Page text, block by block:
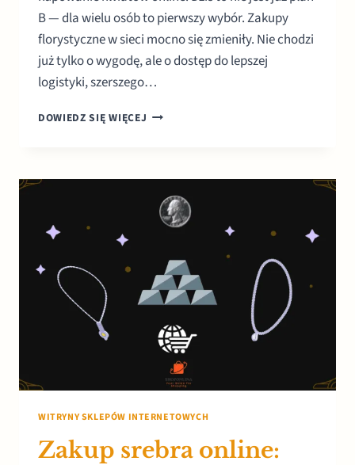
B — dla wielu osób to pierwszy wybór. Zakupy
florystyczne w sieci mocno się zmieniły. Nie chodzi
już tylko o wygodę, ale o dostęp do lepszej
logistyki, szerszego…
DOWIEDZ SIĘ WIĘCEJ KUPOWANIE
ZAMÓWIĆ
BUKIET
BEZ
ROZCZAROWAŃ
WITRYNY SKLEPÓW INTERNETOWYCH
Zakup srebra online: